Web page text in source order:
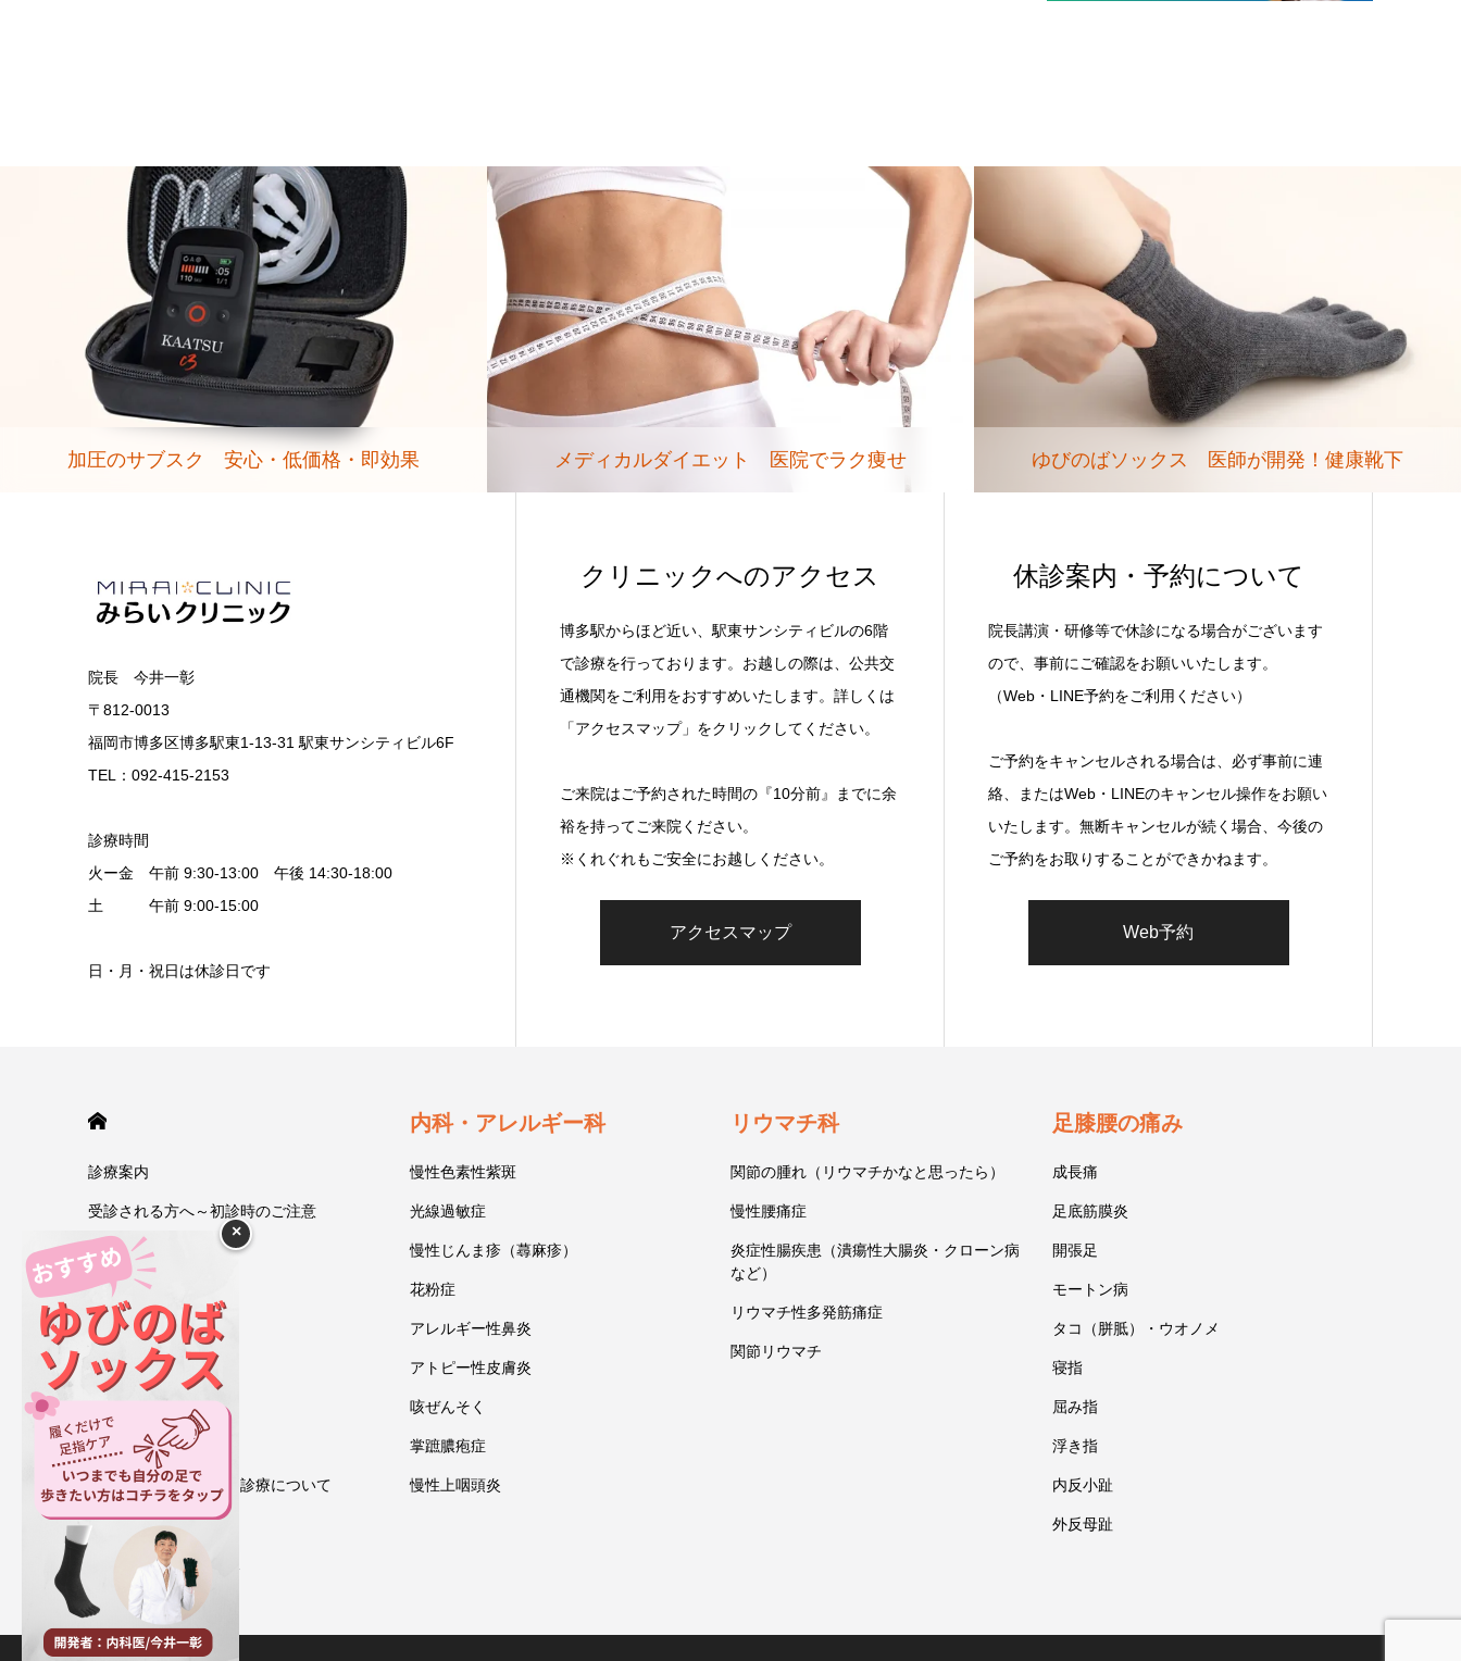
加圧のサブスク 安心・低価格・即効果 メディカルダイエット 医院でラク痩せ ゆびのばソックス 医師が開発！健康靴下
院長 今井一彰
〒812-0013
福岡市博多区博多駅東1-13-31 駅東サンシティビル6F
TEL：092-415-2153
診療時間
火ー金 午前 9:30-13:00 午後 14:30-18:00
土 午前 9:00-15:00
日・月・祝日は休診日です
クリニックへのアクセス
博多駅からほど近い、駅東サンシティビルの6階
で診療を行っております。お越しの際は、公共交
通機関をご利用をおすすめいたします。詳しくは
「アクセスマップ」をクリックしてください。
ご来院はご予約された時間の『10分前』までに余
裕を持ってご来院ください。
※くれぐれもご安全にお越しください。
アクセスマップ
休診案内・予約について
院長講演・研修等で休診になる場合がございます
ので、事前にご確認をお願いいたします。
（Web・LINE予約をご利用ください）
ご予約をキャンセルされる場合は、必ず事前に連
絡、またはWeb・LINEのキャンセル操作をお願い
いたします。無断キャンセルが続く場合、今後の
ご予約をお取りすることができかねます。
Web予約
診療案内
受診される方へ～初診時のご注意
今井一彰 院長紹介
あいうべ体操
ゆびのば体操
ブログ
アクセス・地図
お問い合わせ
情報通信機器を用いた診療について
プライバシーポリシー
ゆびのばソックス通販
内科・アレルギー科
慢性色素性紫斑
光線過敏症
慢性じんま疹（蕁麻疹）
花粉症
アレルギー性鼻炎
アトピー性皮膚炎
咳ぜんそく
掌蹠膿疱症
慢性上咽頭炎
リウマチ科
関節の腫れ（リウマチかなと思ったら）
慢性腰痛症
炎症性腸疾患（潰瘍性大腸炎・クローン病
など）
リウマチ性多発筋痛症
関節リウマチ
足膝腰の痛み
成長痛
足底筋膜炎
開張足
モートン病
タコ（胼胝）・ウオノメ
寝指
屈み指
浮き指
内反小趾
外反母趾
×